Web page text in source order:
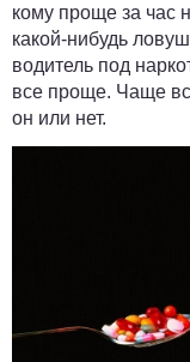
кому проще за час
какой-нибудь
водитель под
все проще. Чаще
он или нет.